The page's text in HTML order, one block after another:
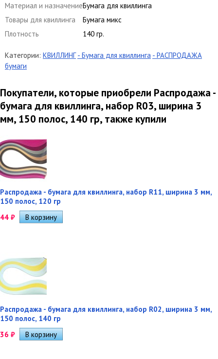
Материал и назначениеБумага для квиллинга
Товары для квиллинга
Бумага микс
Плотность
140 гр.
Категории: КВИЛЛИНГ - Бумага для квиллинга - РАСПРОДАЖА
бумаги
Покупатели, которые приобрели Распродажа -
бумага для квиллинга, набор R03, ширина 3
мм, 150 полос, 140 гр, также купили
Распродажа - бумага для квиллинга, набор R11, ширина 3 мм,
150 полос, 120 гр
44 ₽
Распродажа - бумага для квиллинга, набор R02, ширина 3 мм,
150 полос, 140 гр
36 ₽